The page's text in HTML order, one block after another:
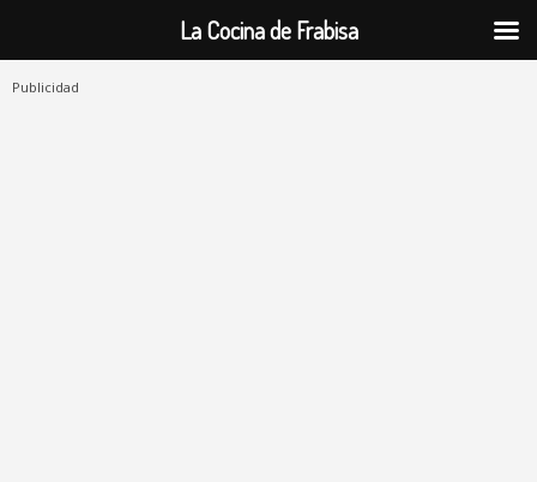
Publicidad
La Cocina de Frabisa